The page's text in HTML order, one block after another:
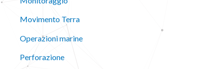
Movimento Terra
Operazioni marine
Perforazione